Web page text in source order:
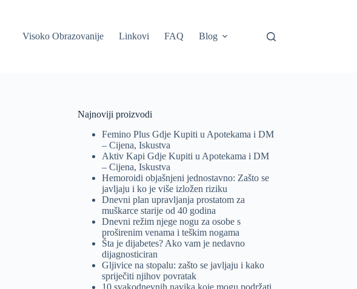
Visoko Obrazovanije
Linkovi FAQ Blog
Najnoviji proizvodi
Femino Plus Gdje Kupiti u Apotekama i DM
– Cijena, Iskustva
Aktiv Kapi Gdje Kupiti u Apotekama i DM
– Cijena, Iskustva
Hemoroidi objašnjeni jednostavno: Zašto se
javljaju i ko je više izložen riziku
Dnevni plan upravljanja prostatom za
muškarce starije od 40 godina
Dnevni režim njege nogu za osobe s
proširenim venama i teškim nogama
Šta je dijabetes? Ako vam je nedavno
dijagnosticiran
Gljivice na stopalu: zašto se javljaju i kako
spriječiti njihov povratak
10 svakodnevnih navika koje mogu podržati